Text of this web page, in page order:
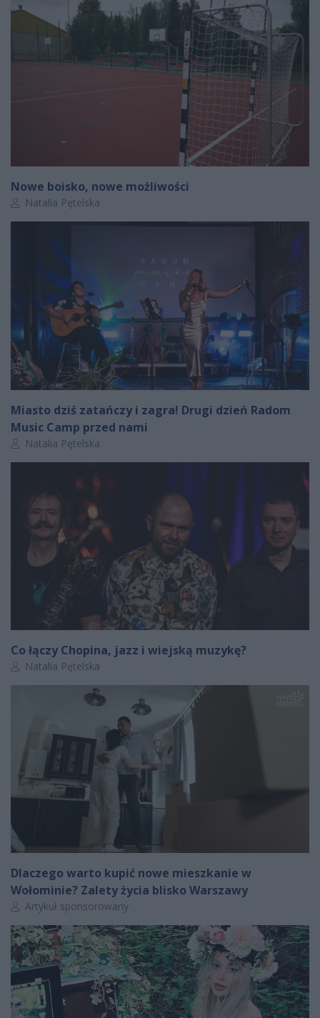
Nowe boisko, nowe możliwości
Autor artykułu:
Natalia Pętelska
Miasto dziś zatańczy i zagra! Drugi dzień Radom
Music Camp przed nami
Autor artykułu:
Natalia Pętelska
Co łączy Chopina, jazz i wiejską muzykę?
Autor artykułu:
Natalia Pętelska
Dlaczego warto kupić nowe mieszkanie w
Wołominie? Zalety życia blisko Warszawy
Autor artykułu:
Artykuł sponsorowany